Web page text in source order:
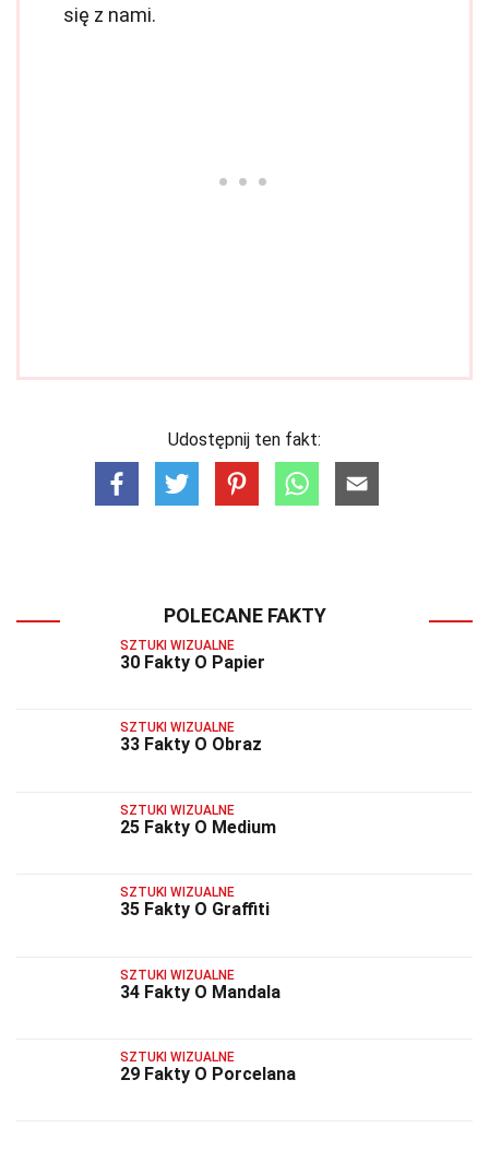
się z nami.
Udostępnij ten fakt:
POLECANE FAKTY
SZTUKI WIZUALNE
30 Fakty O Papier
SZTUKI WIZUALNE
33 Fakty O Obraz
SZTUKI WIZUALNE
25 Fakty O Medium
SZTUKI WIZUALNE
35 Fakty O Graffiti
SZTUKI WIZUALNE
34 Fakty O Mandala
SZTUKI WIZUALNE
29 Fakty O Porcelana